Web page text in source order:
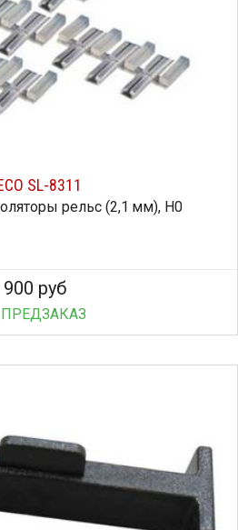
SL-8311
рельс (2,1 мм), H0
900 руб
ПРЕДЗАКАЗ